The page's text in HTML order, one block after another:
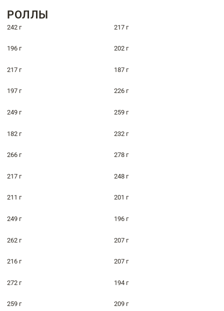
РОЛЛЫ
242 г 217 г
196 г 202 г
217 г 187 г
197 г 226 г
249 г 259 г
182 г 232 г
266 г 278 г
217 г 248 г
211 г 201 г
249 г 196 г
262 г 207 г
216 г 207 г
272 г 194 г
259 г 209 г